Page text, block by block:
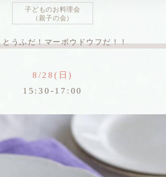
子どものお料理会
（親子の会）
とうふだ！マーボウドウフだ！！
8/28(日)
15:30-17:00